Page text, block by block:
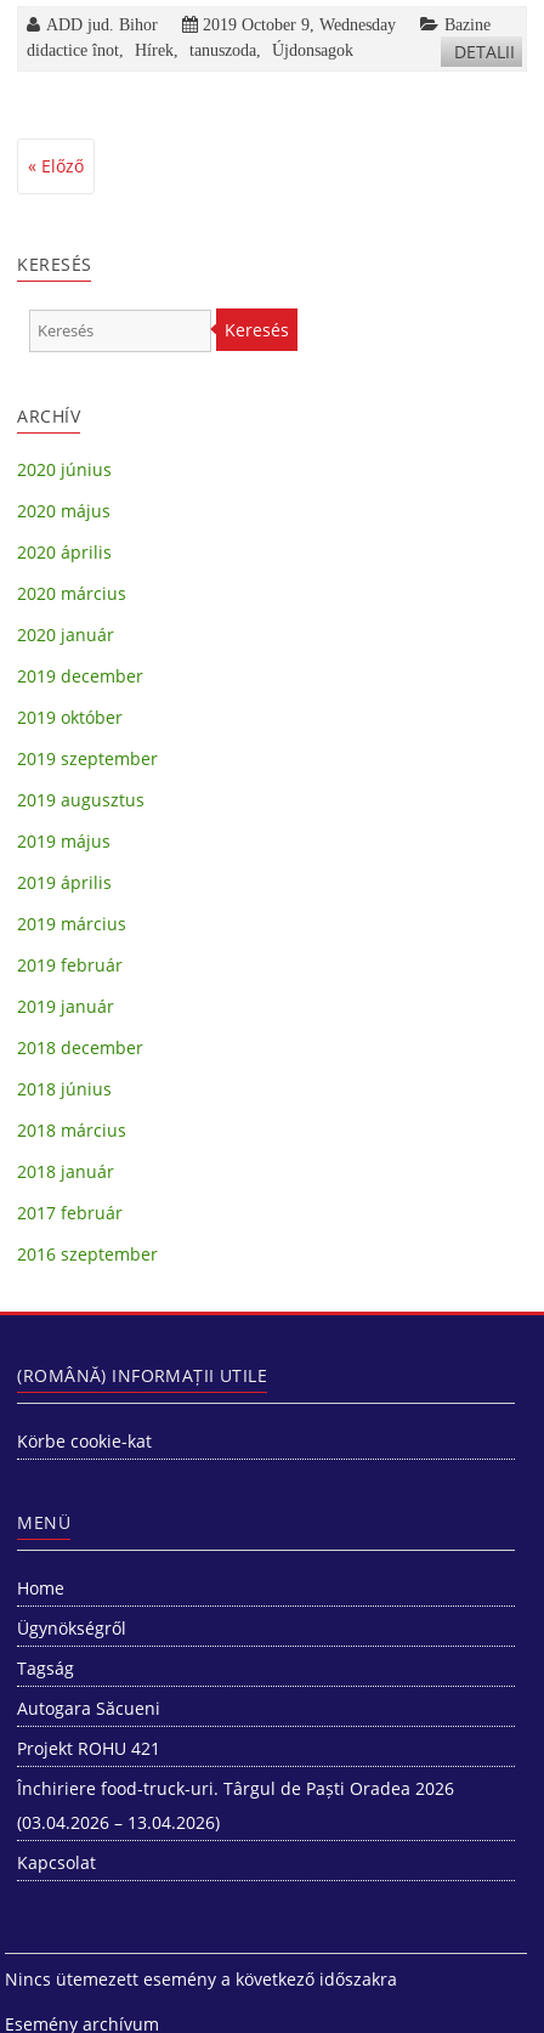
ADD jud. Bihor 2019 October 9, Wednesday
Bazine
didactice înot
Hírek tanuszoda Újdonsagok DETALII
« Előző
KERESÉS
Keresés
ARCHÍV
2020 június
2020 május
2020 április
2020 március
2020 január
2019 december
2019 október
2019 szeptember
2019 augusztus
2019 május
2019 április
2019 március
2019 február
2019 január
2018 december
2018 június
2018 március
2018 január
2017 február
2016 szeptember
(ROMÂNĂ) INFORMAȚII UTILE
Körbe cookie-kat
MENÜ
Home
Ügynökségről
Tagság
Autogara Săcueni
Projekt ROHU 421
Închiriere food-truck-uri. Târgul de Paști Oradea 2026
(03.04.2026 – 13.04.2026)
Kapcsolat
Nincs ütemezett esemény a következő időszakra
Esemény archívum